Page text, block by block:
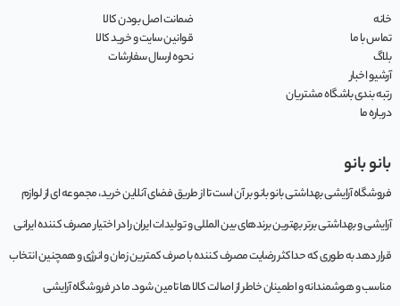
خانه
تماس با ما
بلاگ
آرشیو اخبار
رتبه بندی باشگاه مشتریان
درباره ما
ضمانت اصل بودن کالا
قوانین سایت و خرید کالا
نحوه ارسال سفارشات
بانو بانو
فروشگاه آرایشی بهداشتی بانو بانو بر آن است تا از طریق فضای آنلاین خرید، مجموعه‌ ای از لوازم
آرایشی و بهداشتی برتر بهترین برندهای بین المللی و تولیدات ایران را در اختیار مصرف کننده ایرانی
قرار دهد به طوری که حداکثر رضایت مصرف کننده با صرف کمترین زمان و انرژی و همچنین انتخاب
مناسب و هوشمندانه و اطمینان خاطر از اصالت کالا ها تامین شود. ما در فروشگاه آرایشی